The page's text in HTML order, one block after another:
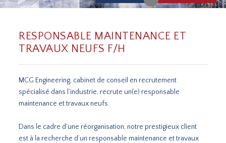
RESPONSABLE MAINTENANCE ET
TRAVAUX NEUFS F/H
MCG Engineering, cabinet de conseil en recrutement
spécialisé dans l’industrie, recrute un(e) responsable
maintenance et travaux neufs.
Dans le cadre d'une réorganisation, notre prestigieux client
est à la recherche d’un responsable maintenance et travaux